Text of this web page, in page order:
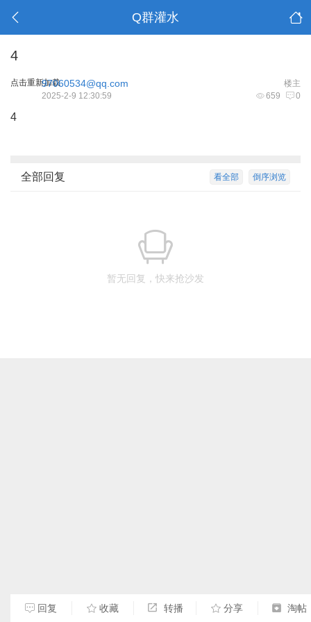
Q群灌水
4
点击重新加载 楼主
97060534@qq.com
659 0
2025-2-9 12:30:59
4
倒序浏览
看全部
全部回复
暂无回复，快来抢沙发
回复 收藏 转播 分享 淘帖